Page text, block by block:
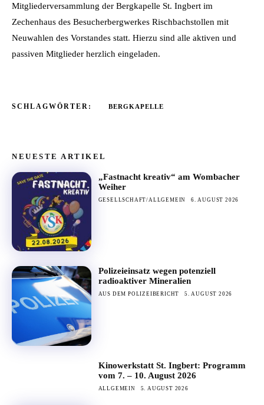
Mitgliederversammlung der Bergkapelle St. Ingbert im
Zechenhaus des Besucherbergwerkes Rischbachstollen mit
Neuwahlen des Vorstandes statt. Hierzu sind alle aktiven und
passiven Mitglieder herzlich eingeladen.
SCHLAGWÖRTER: BERGKAPELLE
NEUESTE ARTIKEL
„Fastnacht kreativ“ am Wombacher
Weiher
GESELLSCHAFT/ALLGEMEIN 6. AUGUST 2026
Polizeieinsatz wegen potenziell
radioaktiver Mineralien
AUS DEM POLIZEIBERICHT 5. AUGUST 2026
Kinowerkstatt St. Ingbert: Programm
vom 7. – 10. August 2026
ALLGEMEIN 5. AUGUST 2026